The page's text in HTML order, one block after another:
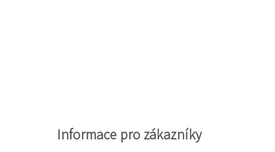
Informace pro zákazníky